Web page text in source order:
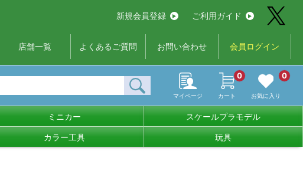
新規会員登録 ご利用ガイド
店舗一覧 よくあるご質問 お問い合わせ 会員ログイン
マイページ カート
0
お気に入り
0
ミニカー スケールプラモデル
カラー工具 玩具